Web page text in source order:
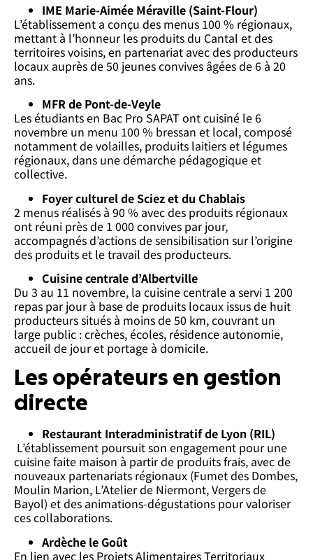
IME Marie-Aimée Méraville (Saint-Flour)
L’établissement a conçu des menus 100 % régionaux,
mettant à l’honneur les produits du Cantal et des
territoires voisins, en partenariat avec des producteurs
locaux auprès de 50 jeunes convives âgées de 6 à 20
ans.
MFR de Pont-de-Veyle
Les étudiants en Bac Pro SAPAT ont cuisiné le 6
novembre un menu 100 % bressan et local, composé
notamment de volailles, produits laitiers et légumes
régionaux, dans une démarche pédagogique et
collective.
Foyer culturel de Sciez et du Chablais
2 menus réalisés à 90 % avec des produits régionaux
ont réuni près de 1 000 convives par jour,
accompagnés d’actions de sensibilisation sur l’origine
des produits et le travail des producteurs.
Cuisine centrale d’Albertville
Du 3 au 11 novembre, la cuisine centrale a servi 1 200
repas par jour à base de produits locaux issus de huit
producteurs situés à moins de 50 km, couvrant un
large public : crèches, écoles, résidence autonomie,
accueil de jour et portage à domicile.
Les opérateurs en gestion
directe
Restaurant Interadministratif de Lyon (RIL)
L’établissement poursuit son engagement pour une
cuisine faite maison à partir de produits frais, avec de
nouveaux partenariats régionaux (Fumet des Dombes,
Moulin Marion, L’Atelier de Niermont, Vergers de
Bayol) et des animations-dégustations pour valoriser
ces collaborations.
Ardèche le Goût
En lien avec les Projets Alimentaires Territoriaux